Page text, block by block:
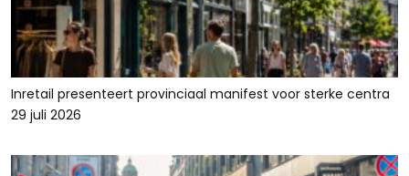
Inretail presenteert provinciaal manifest voor sterke centra
29 juli 2026